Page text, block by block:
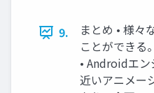
9.
まとめ • 様々
ことができる
• Androidエ
近いアニメー